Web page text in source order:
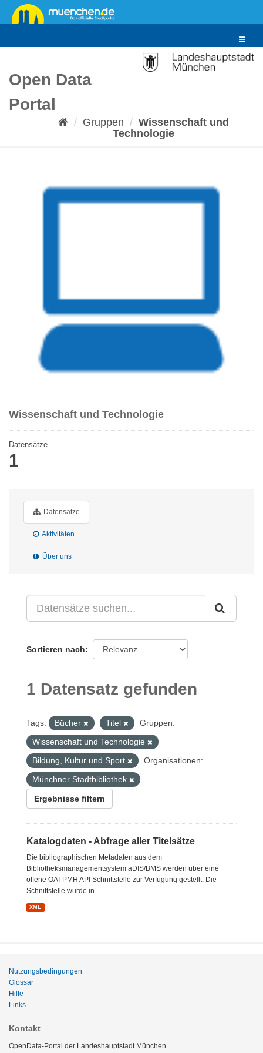
Überspringen
zum
Toggle
Open Data
Portal
Gruppen
Wissenschaft und
Technologie
Wissenschaft und Technologie
Datensätze
1
Datensätze
Aktivitäten
Über uns
Sortieren nach
1 Datensatz gefunden
Tags: Bücher Titel
Gruppen:
Wissenschaft und Technologie
Bildung, Kultur und Sport
Organisationen:
Münchner Stadtbibliothek
Ergebnisse filtern
Katalogdaten - Abfrage aller Titelsätze
Die bibliographischen Metadaten aus dem
Bibliotheksmanagementsystem aDIS/BMS werden über eine
offene OAI-PMH API Schnittstelle zur Verfügung gestellt. Die
Schnittstelle wurde in...
XML
Nutzungsbedingungen
Glossar
Hilfe
Links
Kontakt
OpenData-Portal der Landeshauptstadt München